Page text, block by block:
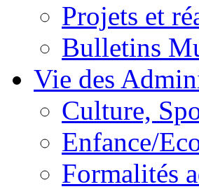
Projets et
Bulletins
Vie des
Culture,
Enfance/
Formalités